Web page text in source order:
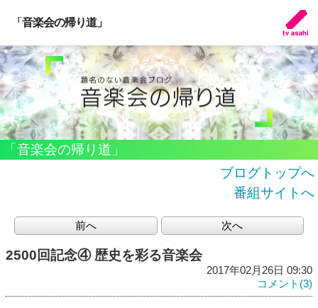
「音楽会の帰り道」
「音楽会の帰り道」
ブログトップへ
番組サイトへ
前へ 次へ
2500回記念④ 歴史を彩る音楽会
2017年02月26日 09:30
コメント(3)